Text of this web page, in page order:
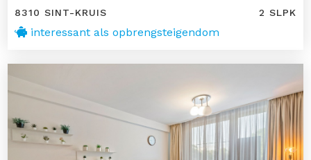
8310 SINT-KRUIS 2 SLPK
interessant als opbrengsteigendom